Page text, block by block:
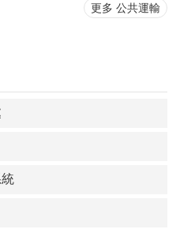
更多 公共運輸